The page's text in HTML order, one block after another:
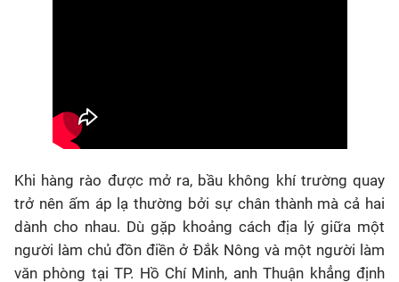
Khi hàng rào được mở ra, bầu không khí trường quay
trở nên ấm áp lạ thường bởi sự chân thành mà cả hai
dành cho nhau. Dù gặp khoảng cách địa lý giữa một
người làm chủ đồn điền ở Đắk Nông và một người làm
văn phòng tại TP. Hồ Chí Minh, anh Thuận khẳng định